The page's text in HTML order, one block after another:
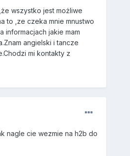
wszystko jest możliwe
to ,ze czeka mnie mnustwo
informacjach jakie mam
angielski i tancze
mi kontakty z
nagle cie wezmie na h2b do